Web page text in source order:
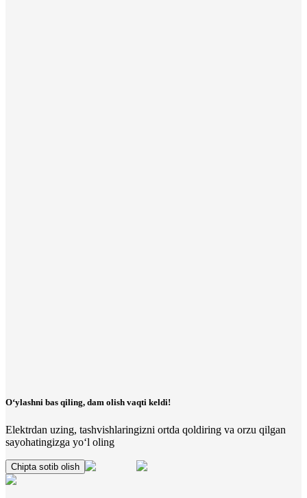
O‘ylashni bas qiling, dam olish vaqti keldi!
Elektrdan uzing, tashvishlaringizni ortda qoldiring va orzu qilgan
sayohatingizga yo‘l oling
Chipta sotib olish